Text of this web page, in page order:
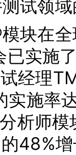
试领
块在
已实施
经理
实施率
析师
48%